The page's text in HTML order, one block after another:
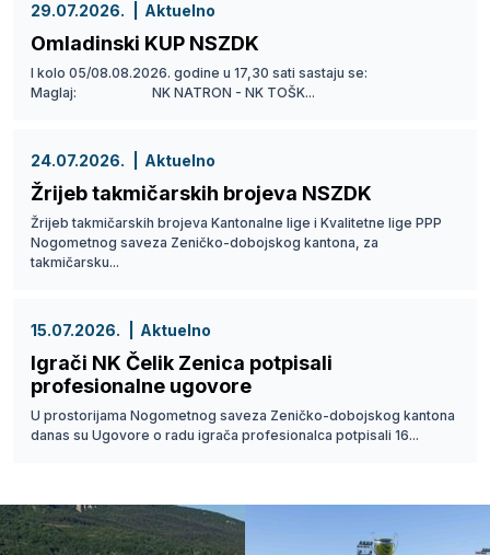
29.07.2026. Aktuelno
Omladinski KUP NSZDK
I kolo 05/08.08.2026. godine u 17,30 sati sastaju se:
Maglaj: NK NATRON - NK TOŠK...
24.07.2026. Aktuelno
Žrijeb takmičarskih brojeva NSZDK
Žrijeb takmičarskih brojeva Kantonalne lige i Kvalitetne lige PPP
Nogometnog saveza Zeničko-dobojskog kantona, za
takmičarsku...
15.07.2026. Aktuelno
Igrači NK Čelik Zenica potpisali
profesionalne ugovore
U prostorijama Nogometnog saveza Zeničko-dobojskog kantona
danas su Ugovore o radu igrača profesionalca potpisali 16...